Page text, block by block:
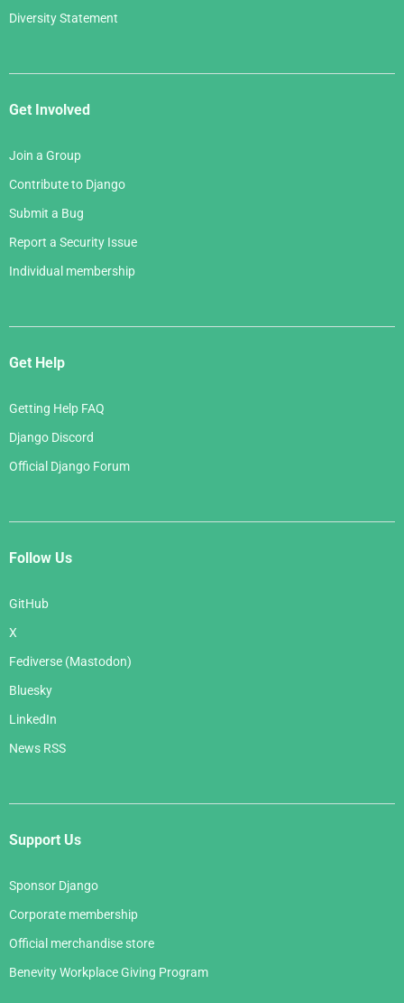
Diversity Statement
Get Involved
Join a Group
Contribute to Django
Submit a Bug
Report a Security Issue
Individual membership
Get Help
Getting Help FAQ
Django Discord
Official Django Forum
Follow Us
GitHub
X
Fediverse (Mastodon)
Bluesky
LinkedIn
News RSS
Support Us
Sponsor Django
Corporate membership
Official merchandise store
Benevity Workplace Giving Program